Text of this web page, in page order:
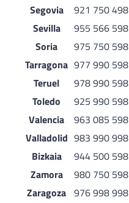
Segovia
921 750 498
Sevilla
955 566 598
Soria
975 750 598
Tarragona 977 990 598
Teruel
978 990 598
Toledo
925 990 598
Valencia
963 085 598
Valladolid 983 990 998
Bizkaia
944 500 598
Zamora
980 750 598
Zaragoza 976 998 998